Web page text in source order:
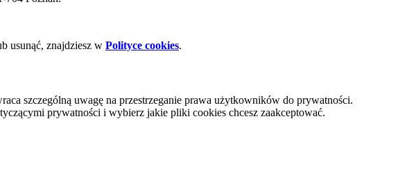
usunąć, znajdziesz w Polityce cookies.
szczególną uwagę na przestrzeganie prawa użytkowników do prywatności.
prywatności i wybierz jakie pliki cookies chcesz zaakceptować.